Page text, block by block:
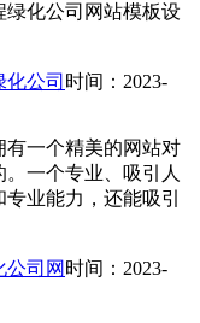
绿化公司网站模板设
公司 时间：2023-
有一个精美的网站对
一个专业、吸引人
业能力，还能吸引
司网 时间：2023-